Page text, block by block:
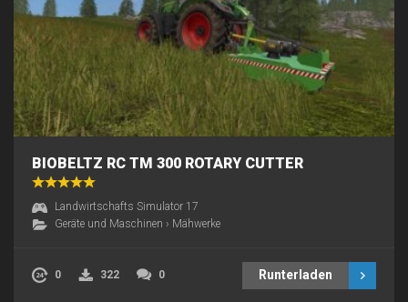
BIOBELTZ RC TM 300 ROTARY CUTTER
Landwirtschafts Simulator 17
Geräte und Maschinen › Mähwerke
0 322 0 Runterladen